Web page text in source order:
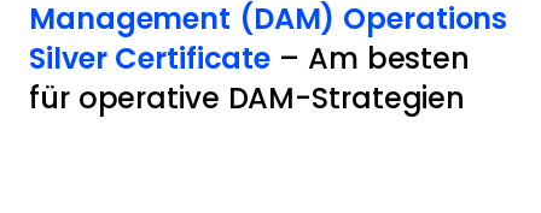
Management (DAM) Operations
Silver Certificate – Am besten
für operative DAM-Strategien